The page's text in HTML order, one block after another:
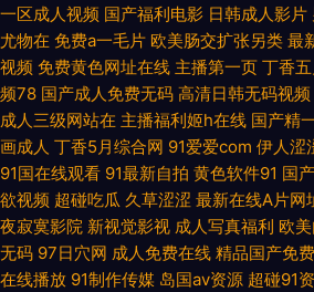
下载 97超碰96超碰 国产女高中精品 男女91免
频 国产51视频 欧美色网 亚洲色aV韩国 AV在线
交a 亚州另类av 97干在线 国产盗摄5区 欧美色
夜伦理 老司机福院视频 天天鲁天天操 91女孩色
级片AV 日韩妇女性影城 在线免费小视频 超碰ts
一区成人视频 国产福利电影 日韩成人影片
尤物在 免费a一毛片 欧美肠交扩张另类 最
视频 免费黄色网址在线 主播第一页 丁香
频78 国产成人免费无码 高清日韩无码视频
成人三级网站在 主播福利姬h在线 国产精
画成人 丁香5月综合网 91爱爱com 伊人涩
91国在线观看 91最新自拍 黄色软件91 国
欲视频 超碰吃瓜 久草涩涩 最新在线A片网
夜寂寞影院 新视觉影视 成人写真福利 欧
无码 97日穴网 成人免费在线 精品国产免
在线播放 91制作传媒 岛国av资源 超碰91